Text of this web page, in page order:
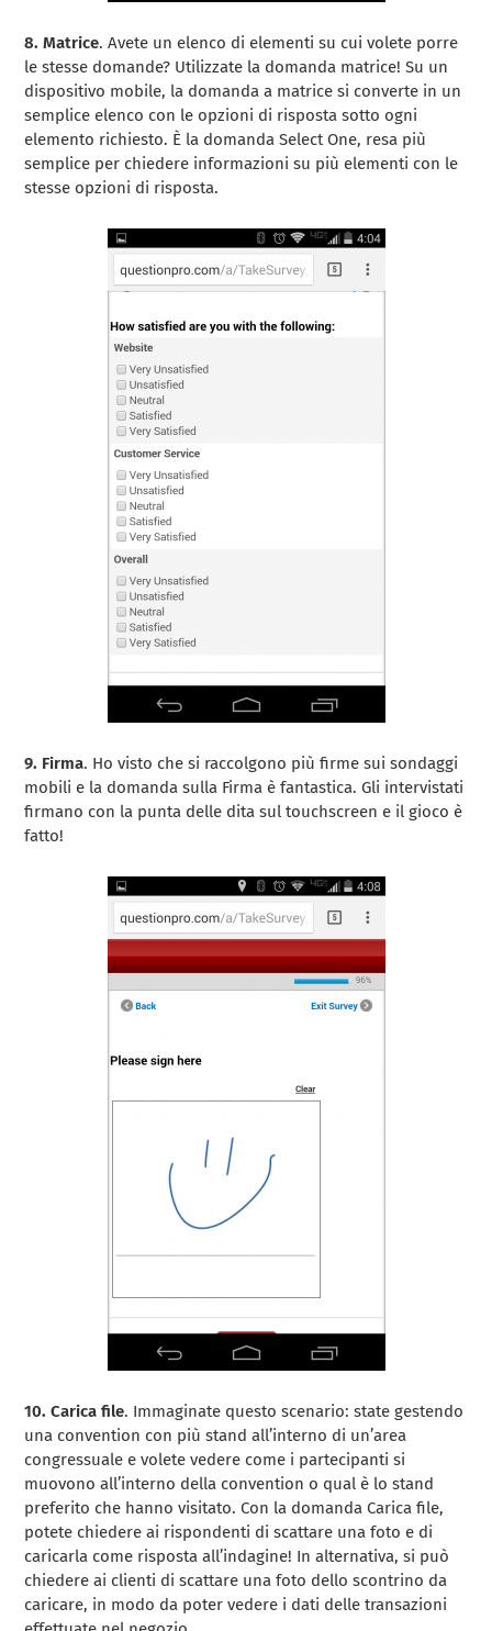
8. Matrice. Avete un elenco di elementi su cui volete porre
le stesse domande? Utilizzate la domanda matrice! Su un
dispositivo mobile, la domanda a matrice si converte in un
semplice elenco con le opzioni di risposta sotto ogni
elemento richiesto. È la domanda Select One, resa più
semplice per chiedere informazioni su più elementi con le
stesse opzioni di risposta.
9. Firma. Ho visto che si raccolgono più firme sui sondaggi
mobili e la domanda sulla Firma è fantastica. Gli intervistati
firmano con la punta delle dita sul touchscreen e il gioco è
fatto!
10. Carica file. Immaginate questo scenario: state gestendo
una convention con più stand all’interno di un’area
congressuale e volete vedere come i partecipanti si
muovono all’interno della convention o qual è lo stand
preferito che hanno visitato. Con la domanda Carica file,
potete chiedere ai rispondenti di scattare una foto e di
caricarla come risposta all’indagine! In alternativa, si può
chiedere ai clienti di scattare una foto dello scontrino da
caricare, in modo da poter vedere i dati delle transazioni